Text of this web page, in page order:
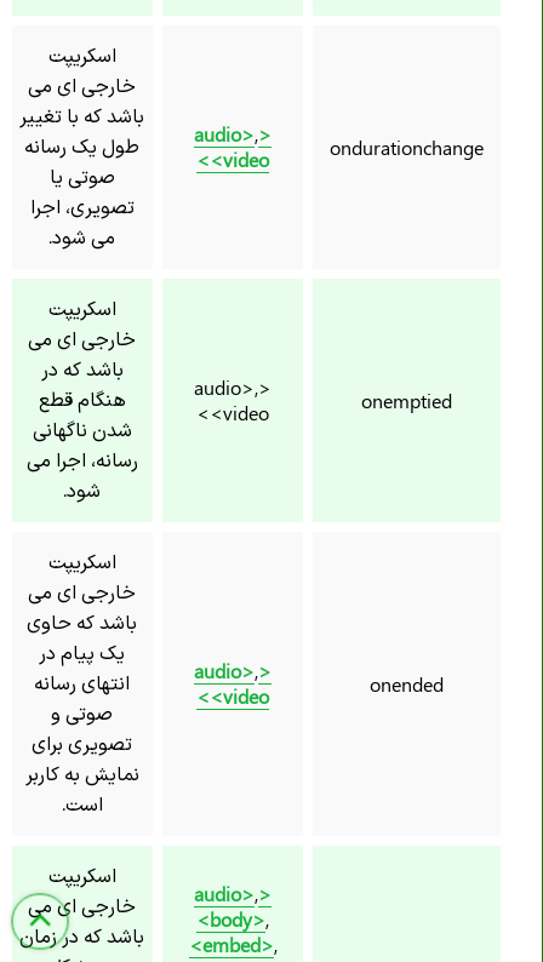
ondurationchange
<audio>
,
<video>
اسکریپت
خارجی ای می
باشد که با تغییر
طول یک رسانه
صوتی یا
تصویری، اجرا
می شود.
onemptied
<audio>,
<video>
اسکریپت
خارجی ای می
باشد که در
هنگام قطع
شدن ناگهانی
رسانه، اجرا می
شود.
onended
<audio>
,
<video>
اسکریپت
خارجی ای می
باشد که حاوی
یک پیام در
انتهای رسانه
صوتی و
تصویری برای
نمایش به کاربر
است.
<audio>
,
<body>,
<embed>,
اسکریپت
خارجی ای می
باشد که در زمان